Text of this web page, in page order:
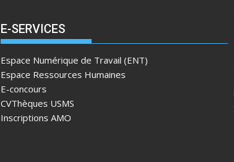
E-SERVICES
Espace Numérique de Travail (ENT)
Espace Ressources Humaines
E-concours
CVThèques USMS
Inscriptions AMO